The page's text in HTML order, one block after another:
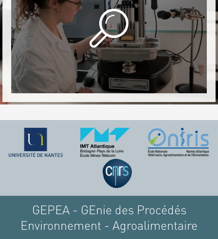
GEPEA - GEnie des Procédés
Environnement - Agroalimentaire